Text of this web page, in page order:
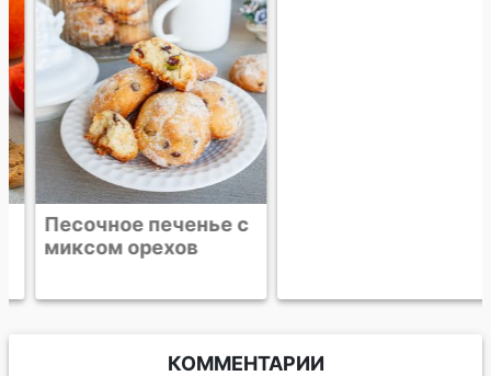
Песочное печенье с
миксом орехов
КОММЕНТАРИИ